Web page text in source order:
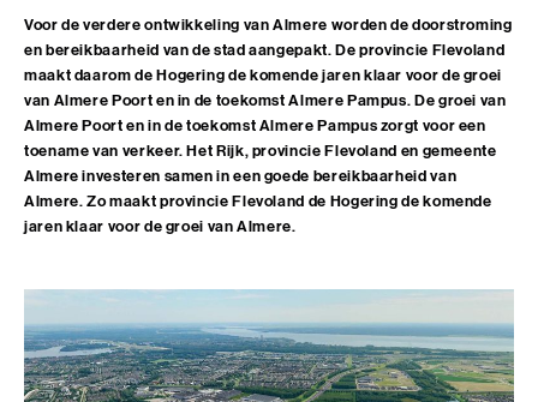
Voor de verdere ontwikkeling van Almere worden de doorstroming
en bereikbaarheid van de stad aangepakt. De provincie Flevoland
maakt daarom de Hogering de komende jaren klaar voor de groei
van Almere Poort en in de toekomst Almere Pampus. De groei van
Almere Poort en in de toekomst Almere Pampus zorgt voor een
toename van verkeer. Het Rijk, provincie Flevoland en gemeente
Almere investeren samen in een goede bereikbaarheid van
Almere. Zo maakt provincie Flevoland de Hogering de komende
jaren klaar voor de groei van Almere.